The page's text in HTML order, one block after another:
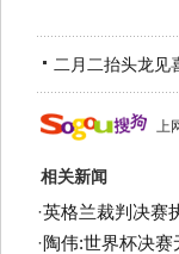
二月二抬头龙见
上
相关新闻
·英格兰裁判决赛
·陶伟:世界杯决